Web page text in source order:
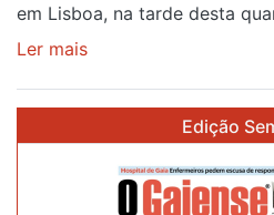
em Lisboa, na tarde desta
Ler mais
brilho
Edição